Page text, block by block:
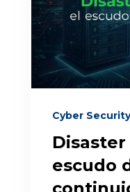
Cyber Security
escudo